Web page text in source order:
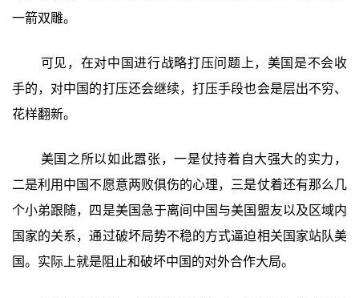
一箭双雕。
可见，在对中国进行战略打压问题上，美国是不会收
手的，对中国的打压还会继续，打压手段也会是层出不穷、
花样翻新。
美国之所以如此嚣张，一是仗持着自大强大的实力，
二是利用中国不愿意两败俱伤的心理，三是仗着还有那么几
个小弟跟随，四是美国急于离间中国与美国盟友以及区域内
国家的关系，通过破坏局势不稳的方式逼迫相关国家站队美
国。实际上就是阻止和破坏中国的对外合作大局。